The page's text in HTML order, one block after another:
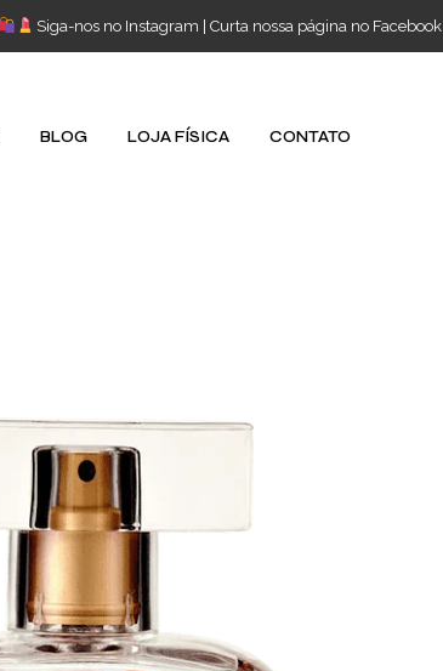
Siga-nos no Instagram |Curta nossa página no Facebook
BLOG LOJA FÍSICA CONTATO